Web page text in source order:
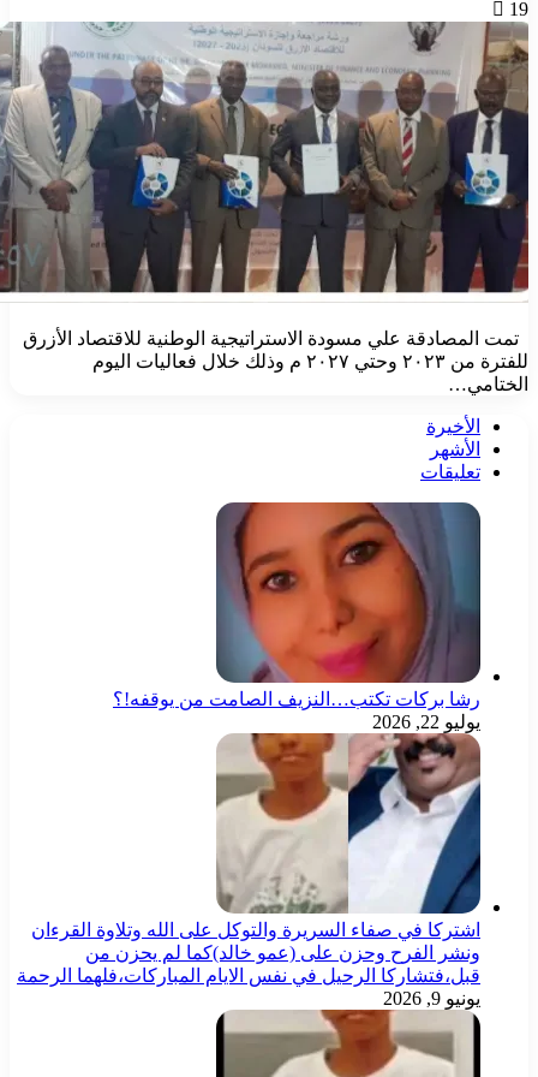
علي مسودة الاستراتيجية الوطنية للاقتصاد الأزرق
للفترة من ٢٠٢٣ وحتي ٢٠٢٧ م وذلك خلال فعاليات اليوم
بركات تكتب…النزيف الصامت من يوقفه!؟
في صفاء السريرة والتوكل على الله وتلاوة القرءان
الفرح وحزن على (عمو خالد)كما لم يحزن من
الرحيل في نفس الايام المباركات،فلهما الرحمة